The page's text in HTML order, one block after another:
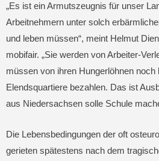
„Es ist ein Armutszeugnis für unser
Arbeitnehmern unter solch
und leben müssen“, meint Helmut
mobifair. „Sie werden von Arbeiter-
müssen von ihren Hungerlöhnen noch
Elendsquartiere bezahlen. Das ist
aus Niedersachsen solle Schule
Die Lebensbedingungen der oft
gerieten spätestens nach dem